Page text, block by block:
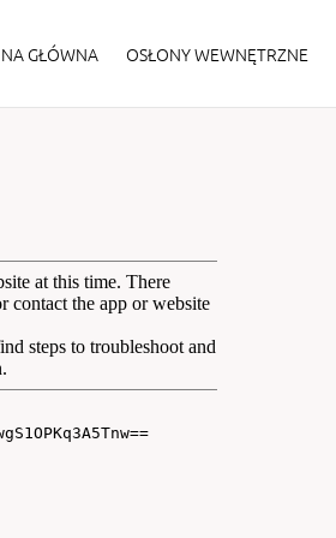
GŁÓWNA OSŁONY WEWNĘTRZNE